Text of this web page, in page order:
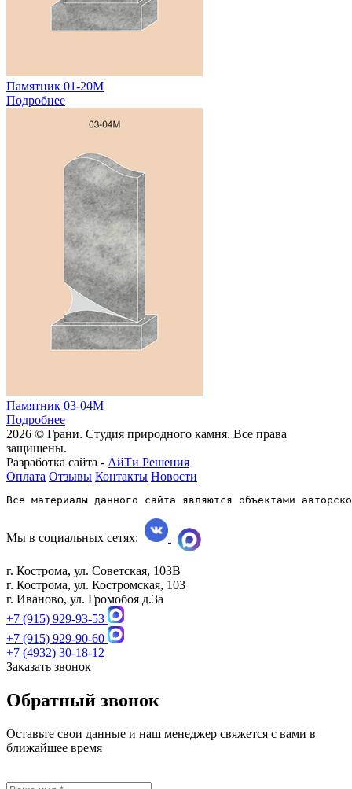
Памятник 01-20М
Подробнее
Памятник 03-04М
Подробнее
2026 © Грани. Студия природного камня. Все права
защищены.
Разработка сайта - АйТи Решения
Оплата Отзывы Контакты Новости
Все материалы данного сайта являются объектами
Мы в социальных сетях:
г. Кострома, ул. Советская, 103В
г. Кострома, ул. Костромская, 103
г. Иваново, ул. Громобоя д.3а
+7 (915) 929-93-53
+7 (915) 929-90-60
+7 (4932) 30-18-12
Заказать звонок
Обратный звонок
Оставьте свои данные и наш менеджер свяжется с вами в
ближайшее время